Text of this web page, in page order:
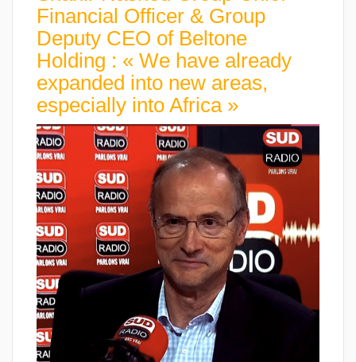
Financial Officer & Group
Deputy CEO of Beltone
Holding : « We have already
expanded into new areas,
especially into Africa »